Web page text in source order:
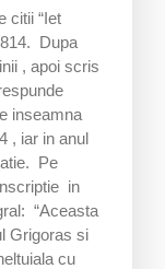
citii “Iet
Dupa
, apoi scris
inseamna
, iar in anul
Pe
in
“Aceasta
Grigoras si
cu